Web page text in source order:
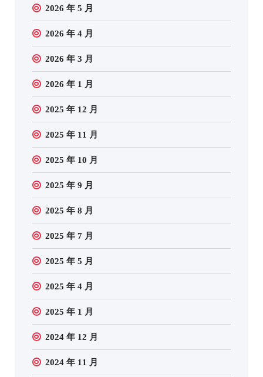
2026 年 5 月
2026 年 4 月
2026 年 3 月
2026 年 1 月
2025 年 12 月
2025 年 11 月
2025 年 10 月
2025 年 9 月
2025 年 8 月
2025 年 7 月
2025 年 5 月
2025 年 4 月
2025 年 1 月
2024 年 12 月
2024 年 11 月